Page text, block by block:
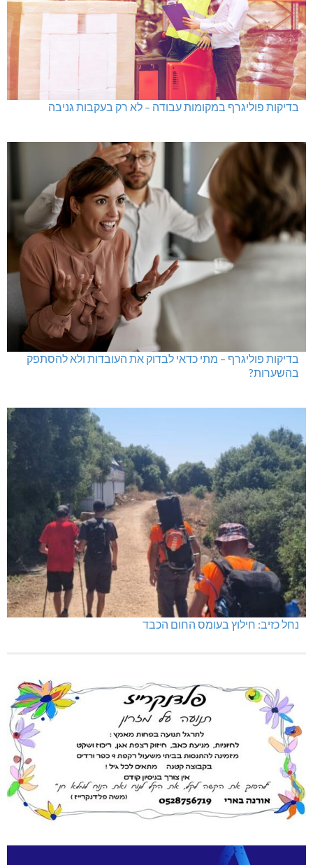
בדיקות פוליגרף במקומות עבודה – לא רק בעקבות גניבה
בדיקות פוליגרף – מתי כדאי לבדוק את העובדות ולא להסתפק
בהשערות?
נחל כזיב: חילוץ בעומס החום הכבד